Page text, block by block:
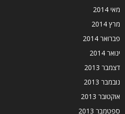
מאי 2014
מרץ 2014
פברואר 2014
ינואר 2014
דצמבר 2013
נובמבר 2013
אוקטובר 2013
ספטמבר 2013